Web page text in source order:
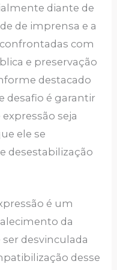
diante de
de imprensa e a
com
e preservação
destacado
desafio é garantir
seja
ele se
desestabilização
é um
da
desvinculada
desse